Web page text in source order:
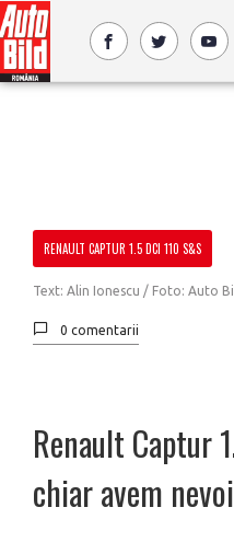
RENAULT CAPTUR 1.5 DCI 110 S&S
Text: Alin Ionescu / Foto: Auto
0 comentarii
Renault Captur
chiar avem